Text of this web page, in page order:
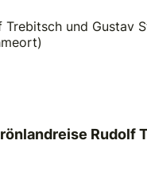
und Gustav